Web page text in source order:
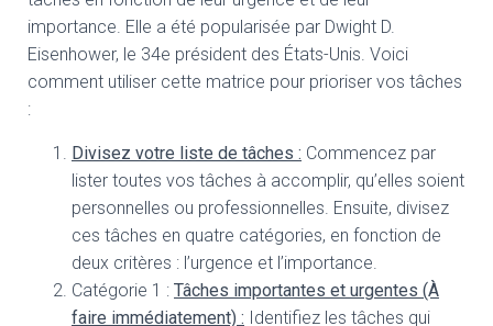
importance. Elle a été popularisée par Dwight D.
Eisenhower, le 34e président des États-Unis. Voici
comment utiliser cette matrice pour prioriser vos tâches
:
Divisez votre liste de tâches : Commencez par
lister toutes vos tâches à accomplir, qu’elles soient
personnelles ou professionnelles. Ensuite, divisez
ces tâches en quatre catégories, en fonction de
deux critères : l’urgence et l’importance.
Catégorie 1 : Tâches importantes et urgentes (À
faire immédiatement) : Identifiez les tâches qui